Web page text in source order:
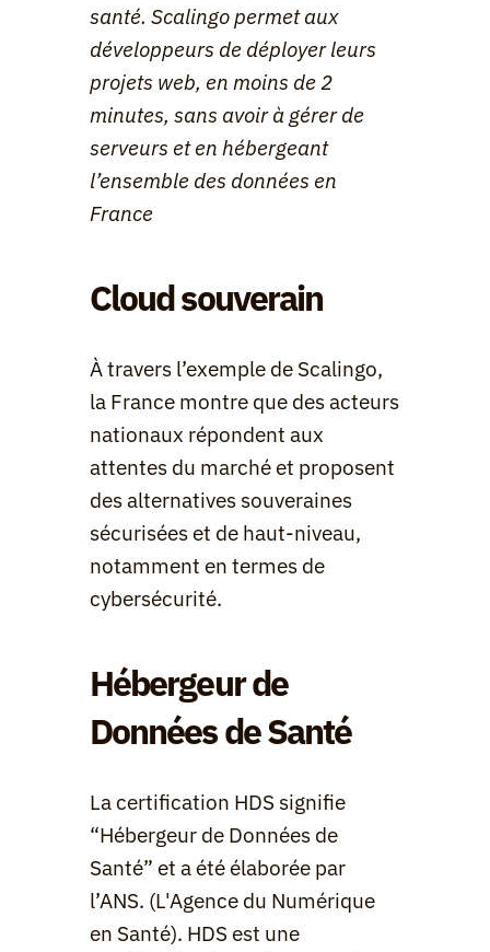
santé. Scalingo permet aux
développeurs de déployer leurs
projets web, en moins de 2
minutes, sans avoir à gérer de
serveurs et en hébergeant
l’ensemble des données en
France
Cloud souverain
À travers l’exemple de Scalingo,
la France montre que des acteurs
nationaux répondent aux
attentes du marché et proposent
des alternatives souveraines
sécurisées et de haut-niveau,
notamment en termes de
cybersécurité.
Hébergeur de
Données de Santé
La certification HDS signifie
“Hébergeur de Données de
Santé” et a été élaborée par
l’ANS. (L'Agence du Numérique
en Santé). HDS est une